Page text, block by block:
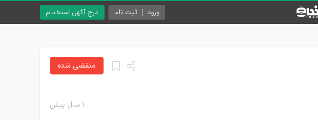
درج آگهی استخدام ورود ثبت نام
۱ سال پیش
منقضی شده